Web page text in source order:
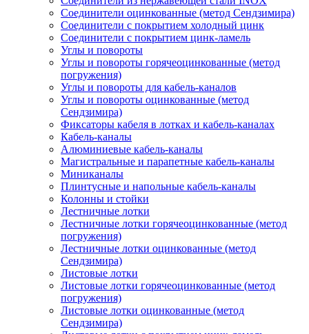
Соединители оцинкованные (метод Сендзимира)
Соединители с покрытием холодный цинк
Соединители с покрытием цинк-ламель
Углы и повороты
Углы и повороты горячеоцинкованные (метод
погружения)
Углы и повороты для кабель-каналов
Углы и повороты оцинкованные (метод
Сендзимира)
Фиксаторы кабеля в лотках и кабель-каналах
Кабель-каналы
Алюминиевые кабель-каналы
Магистральные и парапетные кабель-каналы
Миниканалы
Плинтусные и напольные кабель-каналы
Колонны и стойки
Лестничные лотки
Лестничные лотки горячеоцинкованные (метод
погружения)
Лестничные лотки оцинкованные (метод
Сендзимира)
Листовые лотки
Листовые лотки горячеоцинкованные (метод
погружения)
Листовые лотки оцинкованные (метод
Сендзимира)